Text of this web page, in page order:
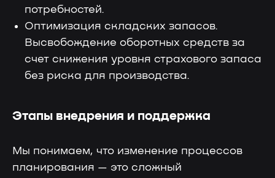
потребностей.
Оптимизация складских запасов.
Высвобождение оборотных средств за
счет снижения уровня страхового запаса
без риска для производства.
Этапы внедрения и поддержка
Мы понимаем, что изменение процессов
планирования — это сложный
Отвечаем на вопросы